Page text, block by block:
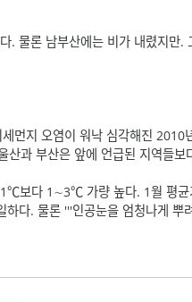
. 물론 남부산에는 비가 내렸지만.
먼지 오염이 워낙 심각해진
과 부산은 앞에 언급된 지역들
보다 1∼3℃ 가량 높다. 1월 평
하다. 물론 '''인공눈을 엄청나게